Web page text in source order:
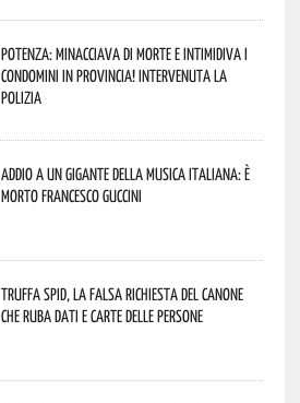
Potenza: minacciava di morte e intimidiva i
condomini in provincia! Intervenuta la
Polizia
Addio a un gigante della musica italiana: è
morto Francesco Guccini
Truffa Spid, la falsa richiesta del canone
che ruba dati e carte delle persone